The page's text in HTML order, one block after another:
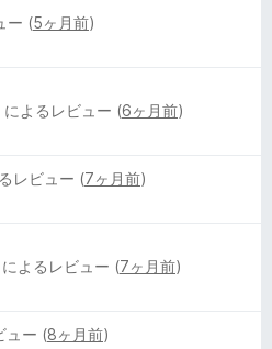
ー (5ヶ月前)
によるレビュー (6ヶ月前)
レビュー (7ヶ月前)
によるレビュー (7ヶ月前)
ュー (8ヶ月前)